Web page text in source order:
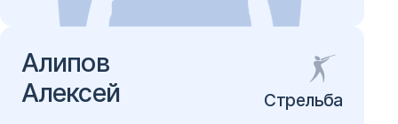
Алипов
Алексей
Стрельба